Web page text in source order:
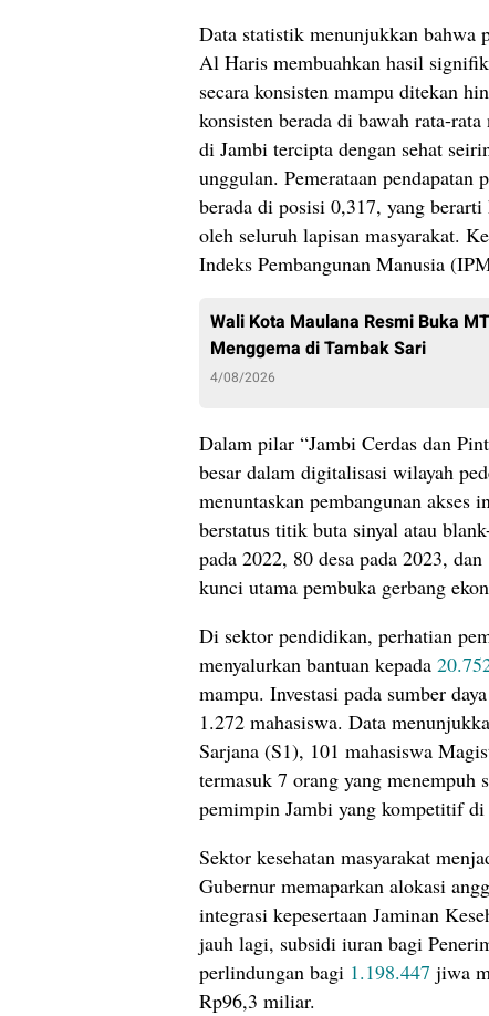
Data statistik menunjukkan bahwa
Al Haris membuahkan hasil
secara konsisten mampu ditekan
konsisten berada di bawah rata-
di Jambi tercipta dengan sehat
unggulan. Pemerataan
berada di posisi 0,317, yang
oleh seluruh lapisan masyarakat.
Indeks Pembangunan Manusia
Wali Kota Maulana Resmi Buka
Menggema di Tambak Sari
4/08/2026
Dalam pilar “Jambi Cerdas dan
besar dalam digitalisasi wilayah
menuntaskan pembangunan akses
berstatus titik buta sinyal atau
pada 2022, 80 desa pada 2023,
kunci utama pembuka gerbang
Di sektor pendidikan, perhatian
menyalurkan bantuan kepada
mampu. Investasi pada sumber
1.272 mahasiswa. Data
Sarjana (S1), 101 mahasiswa
termasuk 7 orang yang
pemimpin Jambi yang kompetitif di
Sektor kesehatan masyarakat
Gubernur memaparkan alokasi
integrasi kepesertaan Jaminan
jauh lagi, subsidi iuran bagi
perlindungan bagi 1.198.447 jiwa
Rp96,3 miliar.